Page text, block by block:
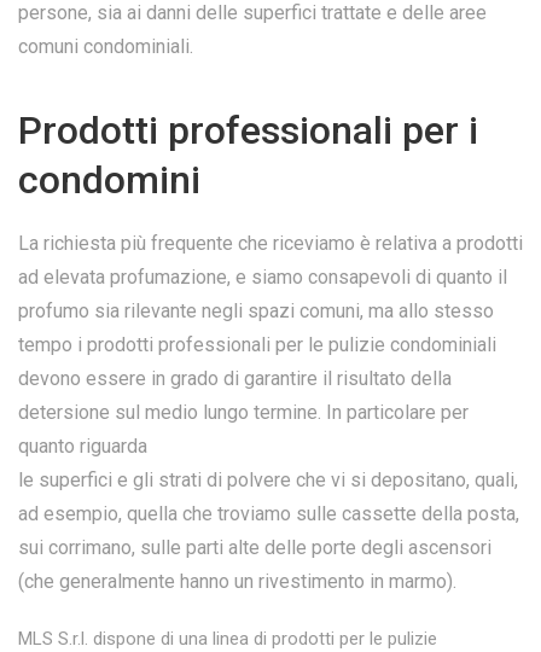
persone, sia ai danni delle superfici trattate e delle aree
comuni condominiali.
Prodotti professionali per i
condomini
La richiesta più frequente che riceviamo è relativa a prodotti
ad elevata profumazione, e siamo consapevoli di quanto il
profumo sia rilevante negli spazi comuni, ma allo stesso
tempo i prodotti professionali per le pulizie condominiali
devono essere in grado di garantire il risultato della
detersione sul medio lungo termine. In particolare per
quanto riguarda
le superfici e gli strati di polvere che vi si depositano, quali,
ad esempio, quella che troviamo sulle cassette della posta,
sui corrimano, sulle parti alte delle porte degli ascensori
(che generalmente hanno un rivestimento in marmo).
MLS S.r.l. dispone di una linea di prodotti per le pulizie